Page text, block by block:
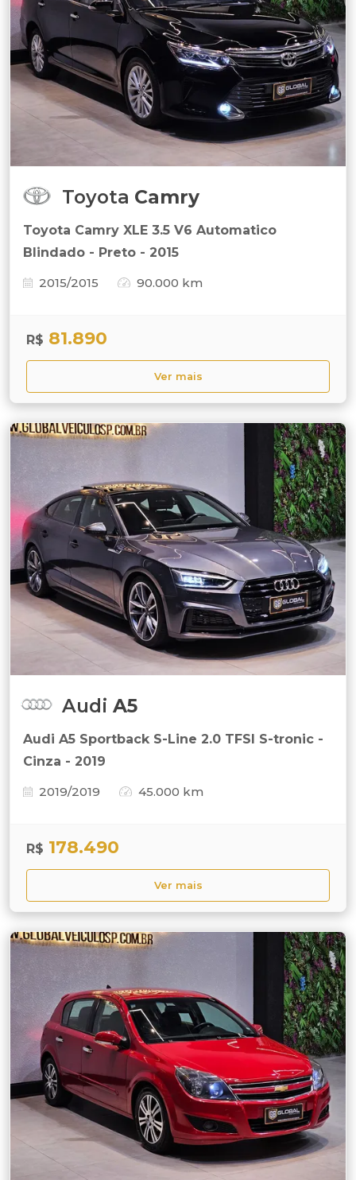
Toyota Camry
Toyota Camry XLE 3.5 V6 Automatico
Blindado - Preto - 2015
2015/2015
90.000 km
R$ 81.890
Ver mais
Audi A5
Audi A5 Sportback S-Line 2.0 TFSI S-tronic -
Cinza - 2019
2019/2019
45.000 km
R$ 178.490
Ver mais